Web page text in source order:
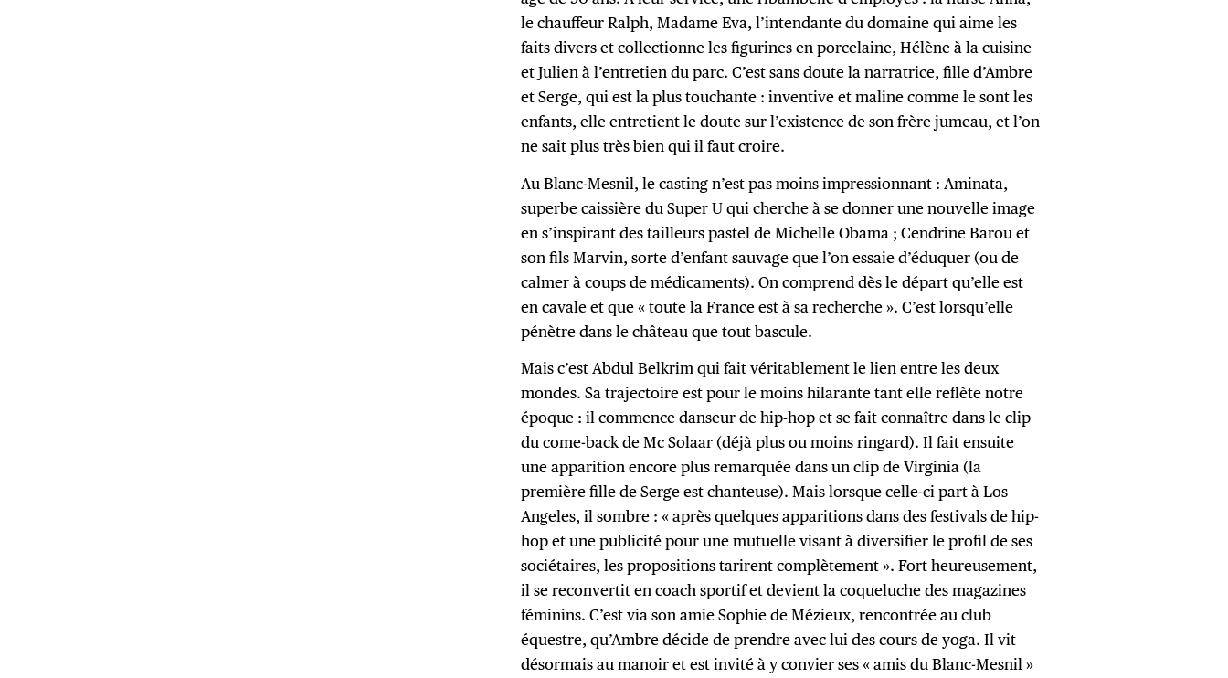
le chauffeur Ralph, Madame Eva, l’intendante du domaine qui aime les
faits divers et collectionne les figurines en porcelaine, Hélène à la cuisine
et Julien à l’entretien du parc. C’est sans doute la narratrice, fille d’Ambre
et Serge, qui est la plus touchante : inventive et maline comme le sont les
enfants, elle entretient le doute sur l’existence de son frère jumeau, et l’on
ne sait plus très bien qui il faut croire.
Au Blanc-Mesnil, le casting n’est pas moins impressionnant : Aminata,
superbe caissière du Super U qui cherche à se donner une nouvelle image
en s’inspirant des tailleurs pastel de Michelle Obama ; Cendrine Barou et
son fils Marvin, sorte d’enfant sauvage que l’on essaie d’éduquer (ou de
calmer à coups de médicaments). On comprend dès le départ qu’elle est
en cavale et que « toute la France est à sa recherche ». C’est lorsqu’elle
pénètre dans le château que tout bascule.
Mais c’est Abdul Belkrim qui fait véritablement le lien entre les deux
mondes. Sa trajectoire est pour le moins hilarante tant elle reflète notre
époque : il commence danseur de hip-hop et se fait connaître dans le clip
du come-back de Mc Solaar (déjà plus ou moins ringard). Il fait ensuite
une apparition encore plus remarquée dans un clip de Virginia (la
première fille de Serge est chanteuse). Mais lorsque celle-ci part à Los
Angeles, il sombre : « après quelques apparitions dans des festivals de hip-
hop et une publicité pour une mutuelle visant à diversifier le profil de ses
sociétaires, les propositions tarirent complètement ». Fort heureusement,
il se reconvertit en coach sportif et devient la coqueluche des magazines
féminins. C’est via son amie Sophie de Mézieux, rencontrée au club
équestre, qu’Ambre décide de prendre avec lui des cours de yoga. Il vit
désormais au manoir et est invité à y convier ses « amis du Blanc-Mesnil »